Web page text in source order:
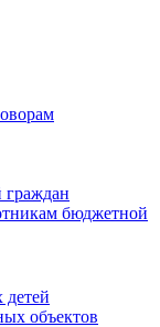
граждан
бюджетной
объектов